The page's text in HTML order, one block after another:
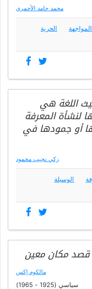
محمد حامد الأحمري
المواجهة
الحرية
اللغة هي
لنشأة المعرفة
أو جمودها في
زكي نجيب محمود
الوسيلة
قصد مكان معين
مالكوم إكس
سياسي (1925 - 1965)